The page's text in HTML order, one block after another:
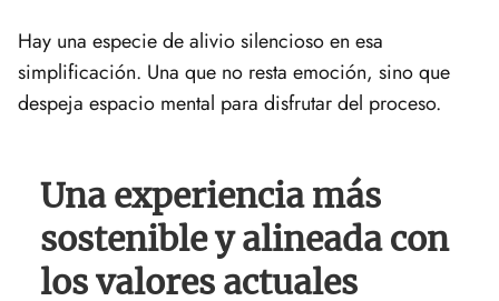
Hay una especie de alivio silencioso en esa
simplificación. Una que no resta emoción, sino que
despeja espacio mental para disfrutar del proceso.
Una experiencia más
sostenible y alineada con
los valores actuales